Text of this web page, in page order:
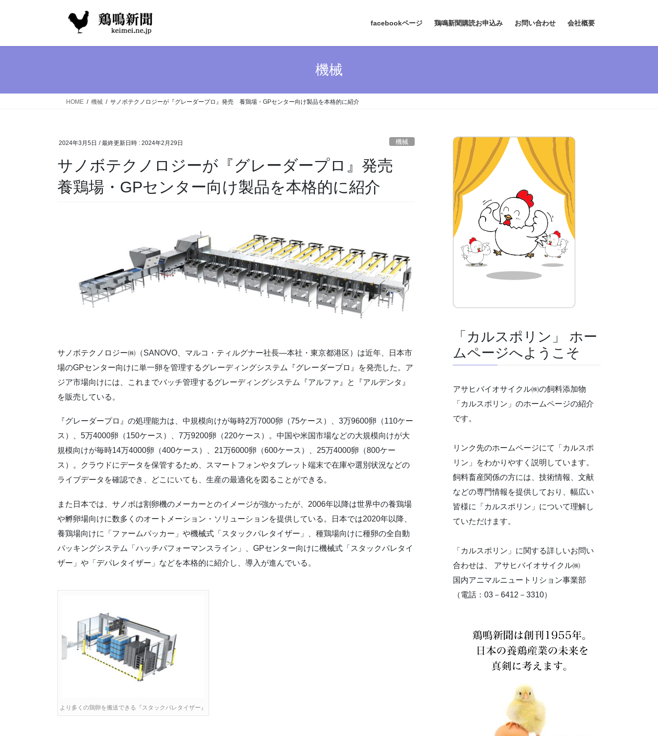
facebookページ 鶏鳴新聞購読お申込み お問い合わせ 会社概要
機械
HOME 機械 サノボテクノロジーが『グレーダープロ』発売 養鶏場・GPセンター向け製品を本格的に紹介
2024年3月5日 / 最終更新日時 : 2024年2月29日 機械
サノボテクノロジーが『グレーダープロ』発売
養鶏場・GPセンター向け製品を本格的に紹介
サノボテクノロジー㈱（SANOVO、マルコ・ティルグナー社長―本社・東京都港区）は近年、日本市
場のGPセンター向けに単一卵を管理するグレーディングシステム『グレーダープロ』を発売した。ア
ジア市場向けには、これまでバッチ管理するグレーディングシステム『アルファ』と『アルデンタ』
を販売している。
『グレーダープロ』の処理能力は、中規模向けが毎時2万7000卵（75ケース）、3万9600卵（110ケー
ス）、5万4000卵（150ケース）、7万9200卵（220ケース）。中国や米国市場などの大規模向けが大
規模向けが毎時14万4000卵（400ケース）、21万6000卵（600ケース）、25万4000卵（800ケー
ス）。クラウドにデータを保管するため、スマートフォンやタブレット端末で在庫や選別状況などの
ライブデータを確認でき、どこにいても、生産の最適化を図ることができる。
また日本では、サノボは割卵機のメーカーとのイメージが強かったが、2006年以降は世界中の養鶏場
や孵卵場向けに数多くのオートメーション・ソリューションを提供している。日本では2020年以降、
養鶏場向けに「ファームパッカー」や機械式「スタックパレタイザー」、種鶏場向けに種卵の全自動
パッキングシステム「ハッチパフォーマンスライン」、GPセンター向けに機械式「スタックパレタイ
ザー」や「デパレタイザー」などを本格的に紹介し、導入が進んでいる。
より多くの鶏卵を搬送できる『スタックパレタイザー』
「カルスポリン」 ホー
ムページへようこそ
アサヒバイオサイクル㈱の飼料添加物
「カルスポリン」のホームページの紹介
です。
リンク先のホームページにて「カルスポ
リン」をわかりやすく説明しています。
飼料畜産関係の方には、技術情報、文献
などの専門情報を提供しており、幅広い
皆様に「カルスポリン」について理解し
ていただけます。
「カルスポリン」に関する詳しいお問い
合わせは、 アサヒバイオサイクル㈱
国内アニマルニュートリション事業部
（電話：03－6412－3310）